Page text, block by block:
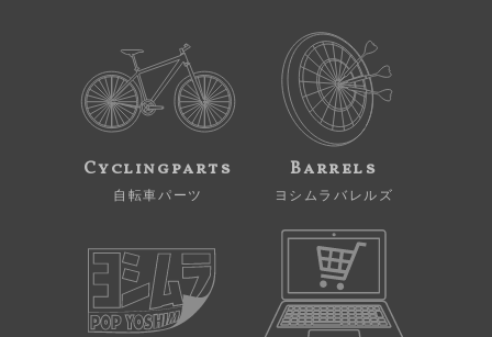
Cyclingparts
自転車パーツ
Barrels
ヨシムラバレルズ